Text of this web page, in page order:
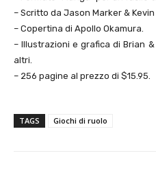
– Scritto da Jason Marker &
– Copertina di Apollo Okamura.
– Illustrazioni e grafica di Brian
altri.
– 256 pagine al prezzo di $15.95.
TAGS Giochi di ruolo